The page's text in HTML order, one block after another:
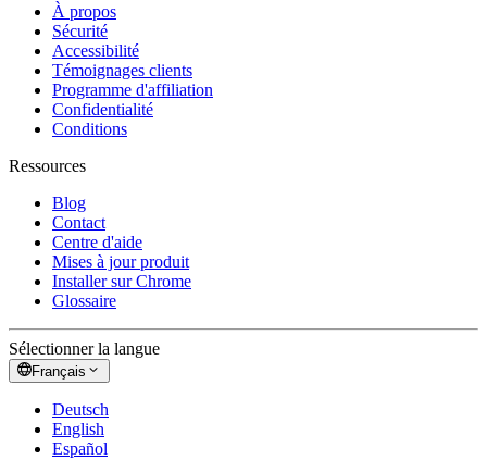
À propos
Sécurité
Accessibilité
Témoignages clients
Programme d'affiliation
Confidentialité
Conditions
Ressources
Blog
Contact
Centre d'aide
Mises à jour produit
Installer sur Chrome
Glossaire
Sélectionner la langue
Français
Deutsch
English
Español